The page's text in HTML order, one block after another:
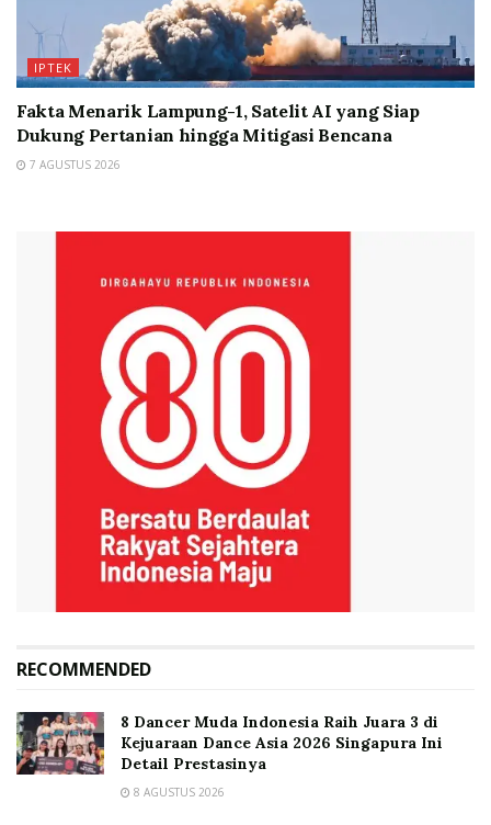
IPTEK
Fakta Menarik Lampung-1, Satelit AI yang Siap
Dukung Pertanian hingga Mitigasi Bencana
7 AGUSTUS 2026
RECOMMENDED
8 Dancer Muda Indonesia Raih Juara 3 di
Kejuaraan Dance Asia 2026 Singapura Ini
Detail Prestasinya
8 AGUSTUS 2026